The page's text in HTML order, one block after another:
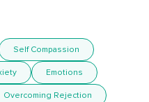
Self Compassion
Emotions
Overcoming Rejection